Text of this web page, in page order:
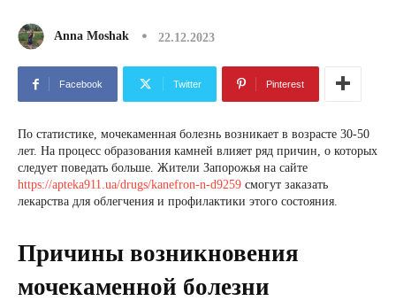
Anna Moshak 22.12.2023
Facebook Twitter Pinterest
По статистике, мочекаменная болезнь возникает в возрасте 30-50
лет. На процесс образования камней влияет ряд причин, о которых
следует поведать больше. Жители Запорожья на сайте
https://apteka911.ua/drugs/kanefron-n-d9259 смогут заказать
лекарства для облегчения и профилактики этого состояния.
Причины возникновения
мочекаменной болезни